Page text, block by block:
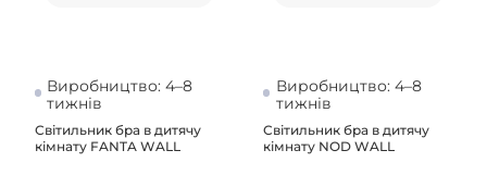
Виробництво: 4–8
тижнів
Світильник бра в дитячу
кімнату FANTA WALL
Виробництво: 4–8
тижнів
Світильник бра в дитячу
кімнату NOD WALL